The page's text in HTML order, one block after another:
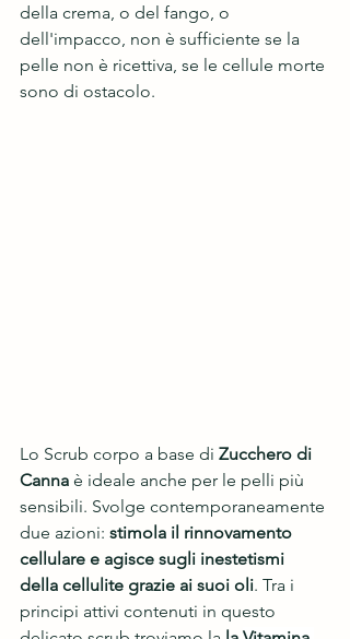
della crema, o del fango, o
dell'impacco, non è sufficiente se la
pelle non è ricettiva, se le cellule morte
sono di ostacolo.
Lo Scrub corpo a base di Zucchero di
Canna è ideale anche per le pelli più
sensibili. Svolge contemporaneamente
due azioni: stimola il rinnovamento
cellulare e agisce sugli inestetismi
della cellulite grazie ai suoi oli. Tra i
principi attivi contenuti in questo